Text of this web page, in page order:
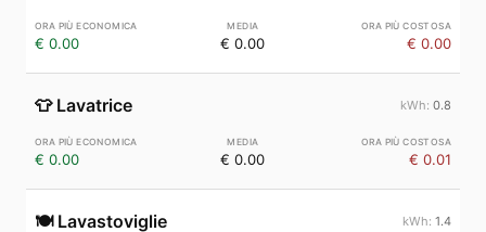
€ 0.00 € 0.00 € 0.00
👕 Lavatrice 0.8
€ 0.00 € 0.00 € 0.01
🍽️ Lavastoviglie 1.4